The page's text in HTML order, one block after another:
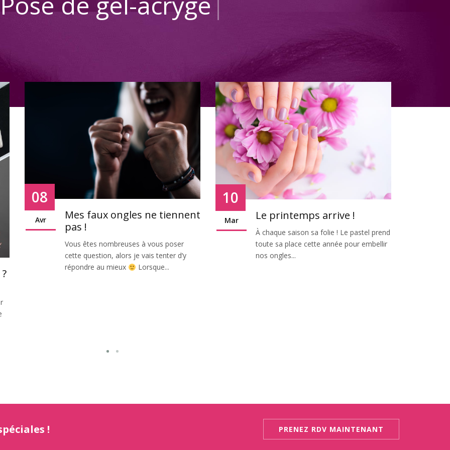
08
Avr
Mes faux ongles ne tiennent
pas !
Vous êtes nombreuses à vous poser
cette question, alors je vais tenter d’y
répondre au mieux
Lorsque...
10
Mar Le printemps arrive !
À chaque saison sa folie ! Le pastel prend
toute sa place cette année pour embellir
nos ongles...
! PRENEZ RDV MAINTENANT